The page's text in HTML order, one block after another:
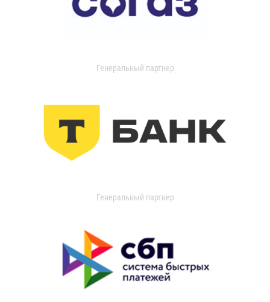
Генеральный партнер
Генеральный партнер